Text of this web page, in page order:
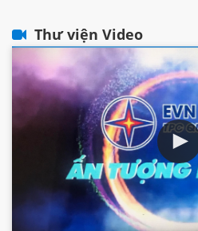
Thư viện Video